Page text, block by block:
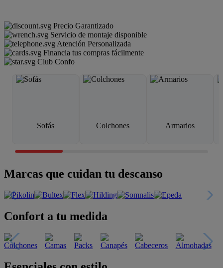
Precio Garantizado
Servicio de montaje disponible
Atención Personalizada
Financia tus compras fácilmente
Club Confo
Sofás Colchones Armarios
Marcas que cuidan tu descanso
Confort a tu medida